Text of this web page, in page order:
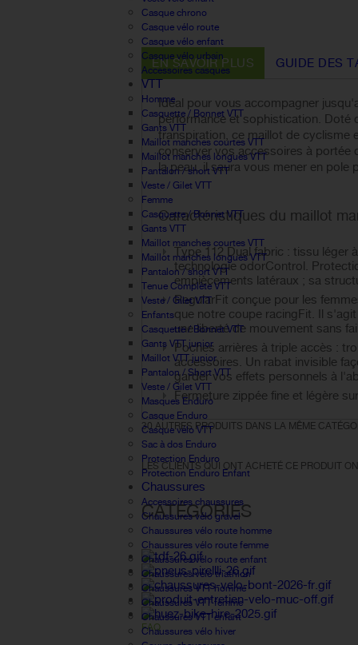
Casque chrono
Casque vélo route
Casque vélo enfant
Casque vélo urbain
Accessoires casques
VTT
Homme
Casquette / Bonnet VTT
Gants VTT
Maillot manches courtes VTT
Maillot manches longues VTT
Pantalon / short VTT
Veste / Gilet VTT
Femme
Casquette / Bonnet VTT
Gants VTT
Maillot manches courtes VTT
Maillot manches longues VTT
Pantalon / short VTT
Tenue Complète VTT
Veste / Gilet VTT
Enfants
Casquette / Bonnet VTT
Gants VTT junior
Maillot VTT junior
Pantalon / Short VTT
Veste / Gilet VTT
Masques Enduro
Casque Enduro
Casque vélo VTT
Sac à dos Enduro
Protection Enduro
Protection Enduro Enfant
Chaussures
Accessoires chaussures
Chaussures vélo gravel
Chaussures vélo route homme
Chaussures vélo route femme
Chaussures vélo route enfant
Chaussures vélo triathlon
Chaussures VTT homme
Chaussures VTT femme
Chaussures VTT enfant
Chaussures vélo hiver
EN SAVOIR PLUS GUIDE DES
Idéal pour vous accompagner
performance et sophistication. Doté
transpiration, ce maillot de cyclisme
conserver vos accessoires à portée
la peau, il saura vous mener en pole
Caractéristiques du maillot
Type.112 Dual fabric : tissu léger
technologie odorControl.
empiècements latéraux ; sa
RegularFit conçue pour les
que notre coupe racingFit. Il
une liberté de mouvement sans
Poches arrières à triple accès :
accessoires. Un rabat invisible
garder vos effets personnels à
Fermeture zippée fine et légère
30 AUTRES PRODUITS DANS LA MÊME
LES CLIENTS QUI ONT ACHETÉ CE PRODUIT
CATÉGORIES
FAQ